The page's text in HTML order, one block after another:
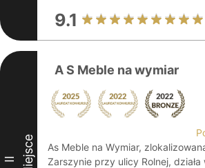
9.1
II Miejsce
A S Meble na wymiar
As Meble na Wymiar,
Zarszynie przy ulicy Rolnej, działa